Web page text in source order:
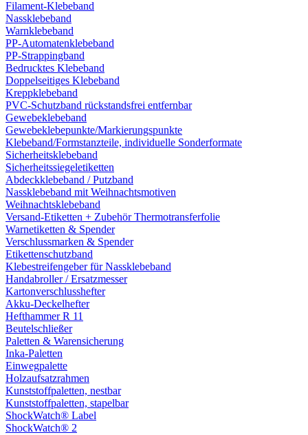
Filament-Klebeband
Nassklebeband
Warnklebeband
PP-Automatenklebeband
PP-Strappingband
Bedrucktes Klebeband
Doppelseitiges Klebeband
Kreppklebeband
PVC-Schutzband rückstandsfrei entfernbar
Gewebeklebeband
Gewebeklebepunkte/Markierungspunkte
Klebeband/Formstanzteile, individuelle Sonderformate
Sicherheitsklebeband
Sicherheitssiegeletiketten
Abdeckklebeband / Putzband
Nassklebeband mit Weihnachtsmotiven
Weihnachtsklebeband
Versand-Etiketten + Zubehör Thermotransferfolie
Warnetiketten & Spender
Verschlussmarken & Spender
Etikettenschutzband
Klebestreifengeber für Nassklebeband
Handabroller / Ersatzmesser
Kartonverschlusshefter
Akku-Deckelhefter
Hefthammer R 11
Beutelschließer
Paletten & Warensicherung
Inka-Paletten
Einwegpalette
Holzaufsatzrahmen
Kunststoffpaletten, nestbar
Kunststoffpaletten, stapelbar
ShockWatch® Label
ShockWatch® 2